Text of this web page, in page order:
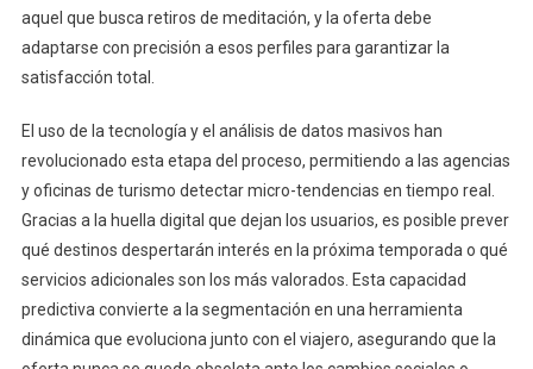
aquel que busca retiros de meditación, y la oferta debe
adaptarse con precisión a esos perfiles para garantizar la
satisfacción total.
El uso de la tecnología y el análisis de datos masivos han
revolucionado esta etapa del proceso, permitiendo a las agencias
y oficinas de turismo detectar micro-tendencias en tiempo real.
Gracias a la huella digital que dejan los usuarios, es posible prever
qué destinos despertarán interés en la próxima temporada o qué
servicios adicionales son los más valorados. Esta capacidad
predictiva convierte a la segmentación en una herramienta
dinámica que evoluciona junto con el viajero, asegurando que la